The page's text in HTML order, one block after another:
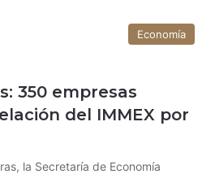
Economía
350 empresas
del IMMEX por
la Secretaría de Economía